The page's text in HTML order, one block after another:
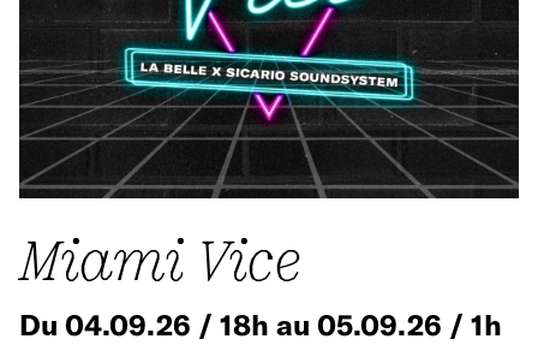
Miami Vice
Du 04.09.26 / 18h au 05.09.26 / 1h